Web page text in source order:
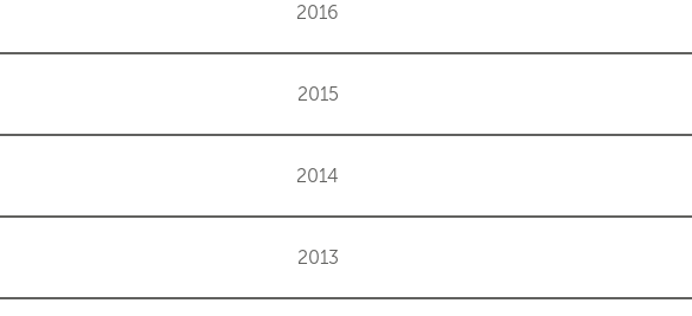
2016
2015
2014
2013